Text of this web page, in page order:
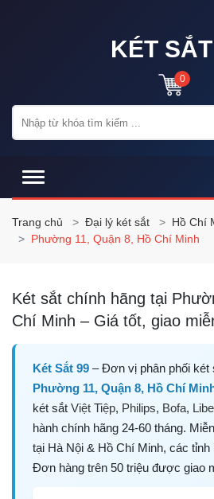
KÉT
0
Trang chủ Đại lý két sắt
Hồ Chí
Phường 11, Quận 8, Hồ Chí Minh
Két sắt chính hãng tại
Chí Minh – Giá tốt, giao
Két Sắt 99 – Đơn vị phân phối két
Phường 11, Quận 8, Hồ Chí
két sắt Việt Tiệp, Philips, Bofa,
hành chính hãng 24-60 tháng.
tại Hà Nội & Hồ Chí Minh, các
Đơn hàng trên 50 triệu được giao